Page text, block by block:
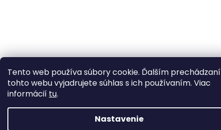
Tento web používa súbory cookie. Ďalším
tohto webu vyjadrujete súhlas s ich používaním. Viac
informácií tu.
Nastavenie